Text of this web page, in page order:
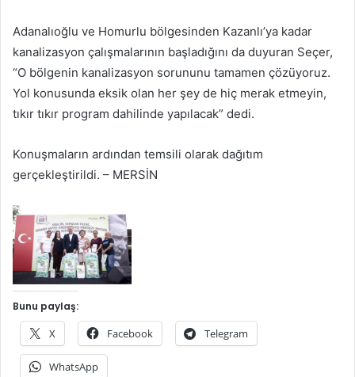
Adanalıoğlu ve Homurlu bölgesinden Kazanlı’ya kadar
kanalizasyon çalışmalarının başladığını da duyuran Seçer,
“O bölgenin kanalizasyon sorununu tamamen çözüyoruz.
Yol konusunda eksik olan her şey de hiç merak etmeyin,
tıkır tıkır program dahilinde yapılacak” dedi.
Konuşmaların ardından temsili olarak dağıtım
gerçekleştirildi. – MERSİN
Bunu paylaş:
X Facebook Telegram
WhatsApp